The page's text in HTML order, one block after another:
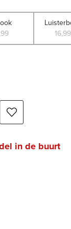
,99
16,99
in de buurt